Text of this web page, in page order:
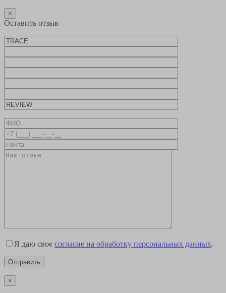
×
Оставить отзыв
Я даю свое согласие на обработку персональных данных.
×